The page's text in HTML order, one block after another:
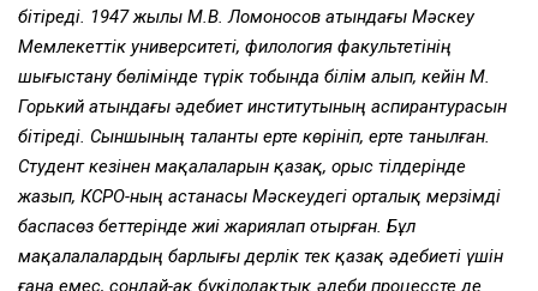
бітіреді. 1947 жылы М.В. Ломоносов атындағы Мәскеу
Мемле­кеттік университеті, филология факультетінің
шығыстану бөлімінде түрік тобында білім алып, кейін М.
Горький атындағы әдебиет институтының аспирантурасын
бітіреді. Сыншының таланты ерте көрініп, ерте танылған.
Студент кезінен мақалаларын қазақ, орыс тілдерінде
жазып, КСРО-ның астанасы Мәскеудегі орталық мерзімді
баспасөз беттерінде жиі жариялап отырған. Бұл
мақалалалардың барлығы дерлік тек қазақ әдебиеті үшін
ғана емес, сондай-ақ бүкілодақтық әдеби процессте де